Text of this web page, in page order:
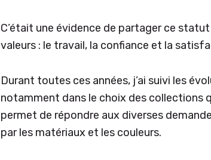
C’était une évidence de partager ce
valeurs : le travail, la confiance et la
Durant toutes ces années, j’ai suivi les
notamment dans le choix des collections
permet de répondre aux diverses
par les matériaux et les couleurs.